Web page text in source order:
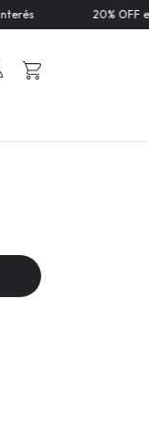
20% OFF efectivo/